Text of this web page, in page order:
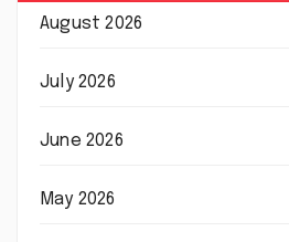
August 2026
July 2026
June 2026
May 2026